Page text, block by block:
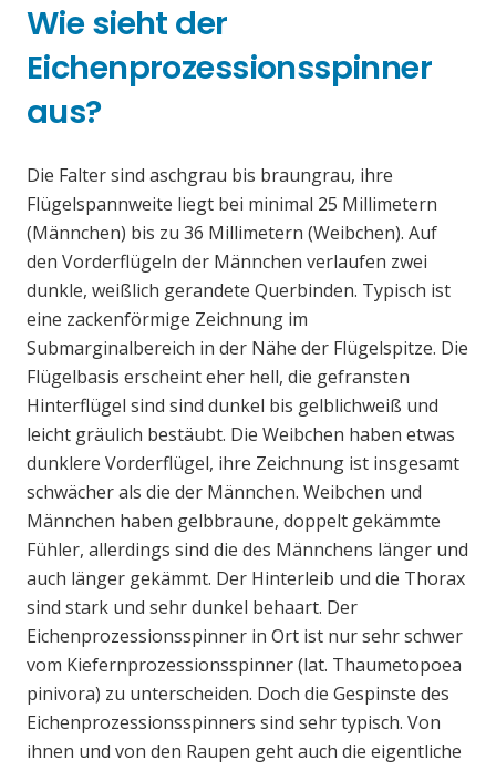
Wie sieht der
Eichenprozessionsspinner
aus?
Die Falter sind aschgrau bis braungrau, ihre
Flügelspannweite liegt bei minimal 25 Millimetern
(Männchen) bis zu 36 Millimetern (Weibchen). Auf
den Vorderflügeln der Männchen verlaufen zwei
dunkle, weißlich gerandete Querbinden. Typisch ist
eine zackenförmige Zeichnung im
Submarginalbereich in der Nähe der Flügelspitze. Die
Flügelbasis erscheint eher hell, die gefransten
Hinterflügel sind sind dunkel bis gelblichweiß und
leicht gräulich bestäubt. Die Weibchen haben etwas
dunklere Vorderflügel, ihre Zeichnung ist insgesamt
schwächer als die der Männchen. Weibchen und
Männchen haben gelbbraune, doppelt gekämmte
Fühler, allerdings sind die des Männchens länger und
auch länger gekämmt. Der Hinterleib und die Thorax
sind stark und sehr dunkel behaart. Der
Eichenprozessionsspinner in Ort ist nur sehr schwer
vom Kiefernprozessionsspinner (lat. Thaumetopoea
pinivora) zu unterscheiden. Doch die Gespinste des
Eichenprozessionsspinners sind sehr typisch. Von
ihnen und von den Raupen geht auch die eigentliche